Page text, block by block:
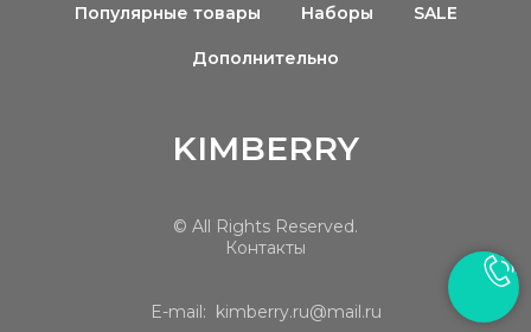
купить
Популярные товары Наборы SALE
Дополнительно
KIMBERRY
© All Rights Reserved.
Контакты
E-mail: kimberry.ru@mail.ru